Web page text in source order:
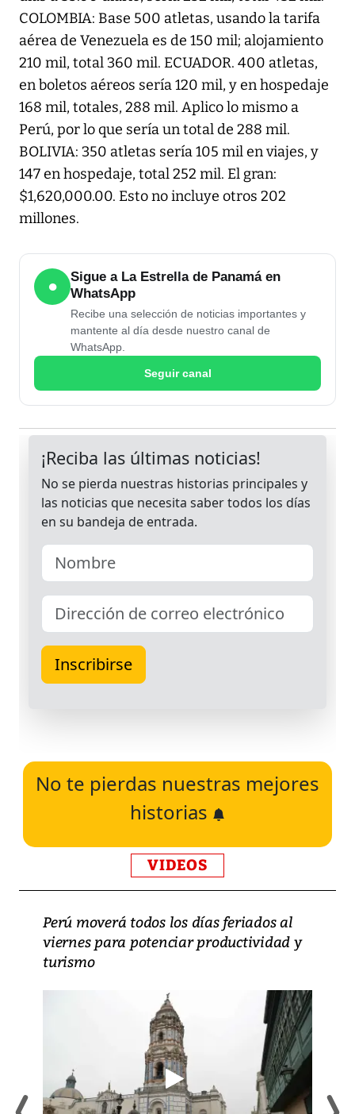
COLOMBIA: Base 500 atletas, usando la tarifa
aérea de Venezuela es de 150 mil; alojamiento
210 mil, total 360 mil. ECUADOR. 400 atletas,
en boletos aéreos sería 120 mil, y en hospedaje
168 mil, totales, 288 mil. Aplico lo mismo a
Perú, por lo que sería un total de 288 mil.
BOLIVIA: 350 atletas sería 105 mil en viajes, y
147 en hospedaje, total 252 mil. El gran:
$1,620,000.00. Esto no incluye otros 202
millones.
●
Sigue a La Estrella de Panamá en
WhatsApp
Recibe una selección de noticias importantes y
mantente al día desde nuestro canal de
WhatsApp.
Seguir canal
No te pierdas nuestras mejores
historias
VIDEOS
Perú moverá todos los días feriados al
viernes para potenciar productividad y
turismo